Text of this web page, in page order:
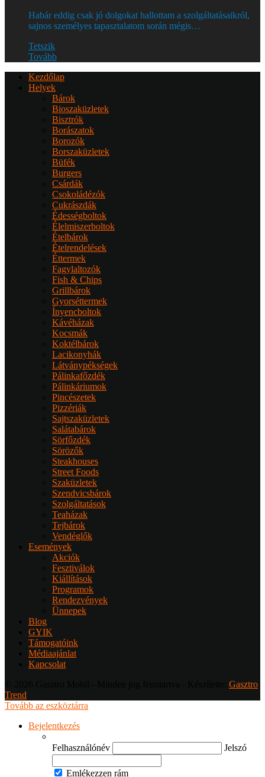
Habár eddig csak jó dolgokat hallottam a szolgáltatásaikról,
sajnos személyes tapasztalatom során mégis…
Tetszik
Tovább
Kezdőlap
Helyek
Bárok
Bioszaküzletek
Bisztrók
Borászatok
Borozók
Borszaküzletek
Büfék
Burgers
Csárdák
Csokoládézók
Cukrászdák
Édességboltok
Élelmiszerboltok
Ételbárok
Ételrendelések
Éttermek
Fagylaltozók
Fish & Chips
Grillbárok
Gyorséttermek
Ínyencboltok
Kávéházak
Kocsmák
Koktélbárok
Lacikonyhák
Látványpékségek
Pálinkafőzdék
Pálinkáriumok
Pincészetek
Pizzériák
Sajtszaküzletek
Salátabárok
Sörfőzdék
Sörözők
Steakhouses
Street Foods
Szaküzletek
Szendvicsbárok
Szolgáltatások
Teaházak
Tejbárok
Vendéglők
Események
Akciók
Fesztiválok
Kiállítások
Programok
Rendezvények
Ünnepek
Blog
GYIK
Támogatóink
Médiaajánlat
Kapcsolat
Gasztro
Trend
Tovább az eszköztárra
Bejelentkezés
Felhasználónév Jelszó
Emlékezzen rám